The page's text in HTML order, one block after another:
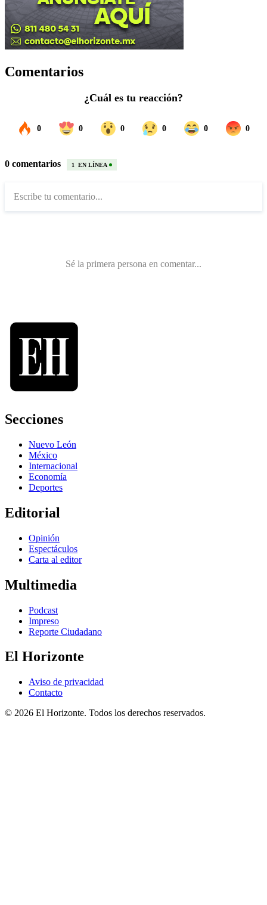
Comentarios
Secciones
Nuevo León
México
Internacional
Economía
Deportes
Editorial
Opinión
Espectáculos
Carta al editor
Multimedia
Podcast
Impreso
Reporte Ciudadano
El Horizonte
Aviso de privacidad
Contacto
© 2026 El Horizonte. Todos los derechos reservados.